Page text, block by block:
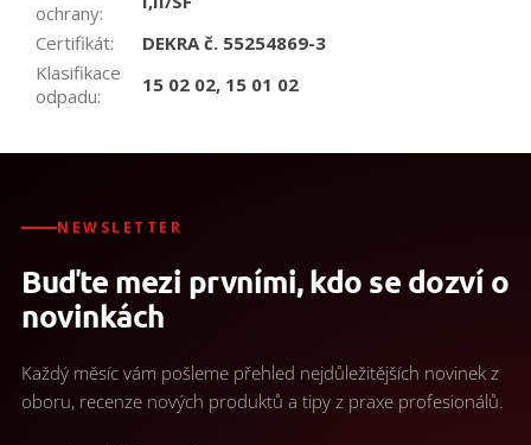
ochrany:
Certifikát:
DEKRA č. 55254869-3
Klasifikace
odpadu: 15 02 02, 15 01 02
NEWSLETTER
Buďte mezi prvními, kdo se dozví o
novinkách
Každý měsíc vám pošleme přehled nejdůležitějších novinek z
oboru, recenze nových produktů a tipy z praxe profesionálů.